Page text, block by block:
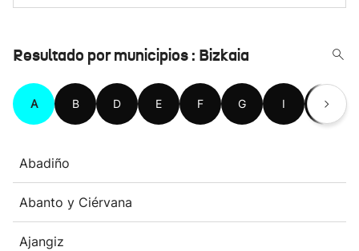
Resultado por municipios : Bizkaia
A B D E F G I K
Abadiño
Abanto y Ciérvana
Ajangiz